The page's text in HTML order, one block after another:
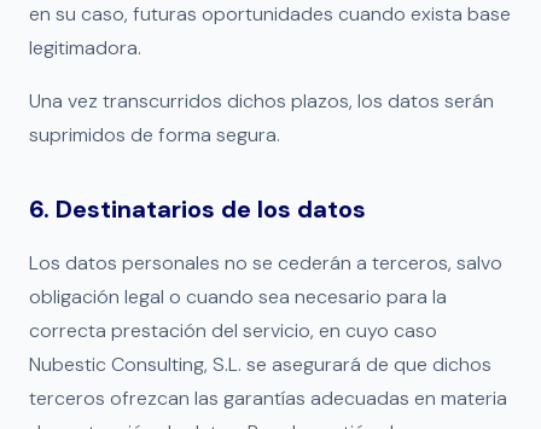
en su caso, futuras oportunidades cuando exista base
legitimadora.
Una vez transcurridos dichos plazos, los datos serán
suprimidos de forma segura.
6. Destinatarios de los datos
Los datos personales no se cederán a terceros, salvo
obligación legal o cuando sea necesario para la
correcta prestación del servicio, en cuyo caso
Nubestic Consulting, S.L. se asegurará de que dichos
terceros ofrezcan las garantías adecuadas en materia